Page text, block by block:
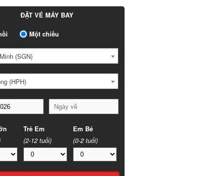
ĐẶT VÉ MÁY BAY
Một chiều
(SGN)
(HPH)
Trẻ Em
(2-12 tuổi)
Em Bé
(0-2 tuổi)